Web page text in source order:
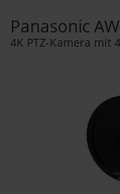
Panasonic
4K PTZ-Kamera mit
Bundle